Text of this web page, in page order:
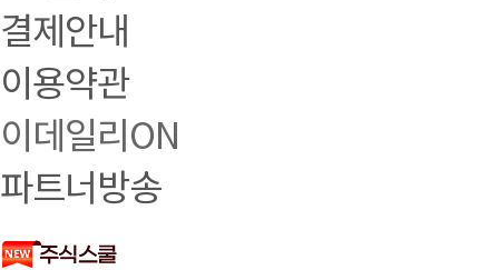
결제안내
이용약관
이데일리ON
파트너방송